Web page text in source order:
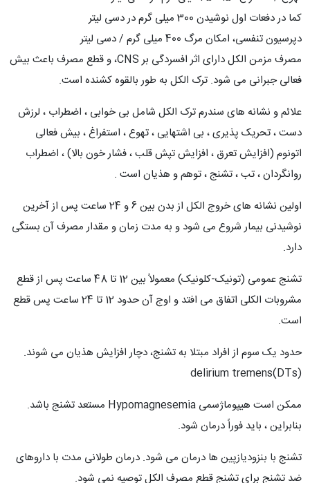
کما در دفعات اول نوشیدن 300 میلی گرم در دسی لیتر
دپرسیون تنفسی، امکان مرگ 400 میلی گرم / دسی لیتر
مصرف مزمن الکل دارای اثر افسردگی بر CNS، و قطع مصرف باعث بیش
فعالی جبرانی می شود. ترک الکل به طور بالقوه کشنده است.
علائم و نشانه های سندرم ترک الکل شامل بی خوابی ، اضطراب ، لرزش
دست ، تحریک پذیری ، بی اشتهایی ، تهوع ، استفراغ ، بیش فعالی
اتونوم (افزایش تعرق ، افزایش تپش قلب ، فشار خون بالا) ، اضطراب
روانگردان ، تب ، تشنج ، توهم و هذیان است .
اولین نشانه های خروج الکل از بدن بین 6 و 24 ساعت پس از آخرین
نوشیدنی بیمار شروع می شود و به مدت زمان و مقدار مصرف آن بستگی
دارد.
تشنج عمومی (تونیک-کلونیک) معمولاً بین 12 تا 48 ساعت پس از قطع
مشروبات الکلی اتفاق می افتد و اوج آن حدود 12 تا 24 ساعت پس قطع
است.
حدود یک سوم از افراد مبتلا به تشنج، دچار افزایش هذیان می شوند.
delirium tremens(DTs)
ممکن است هیپوماژسمی Hypomagnesemia مستعد تشنج باشد.
بنابراین ، باید فوراً درمان شود.
تشنج با بنزودیازپین ها درمان می شود. درمان طولانی مدت با داروهای
ضد تشنج برای تشنج قطع مصرف الکل توصیه نمی شود.